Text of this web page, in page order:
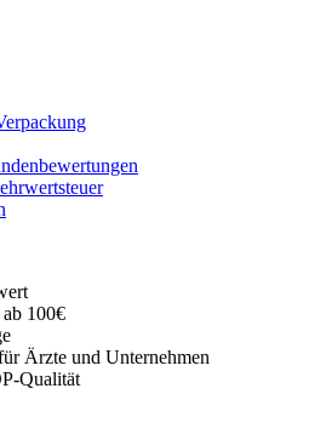
100€
Ärzte und Unternehmen
Qualität